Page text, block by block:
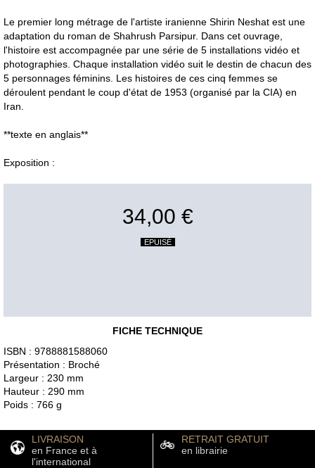
Le premier long métrage de l'artiste iranienne Shirin Neshat est une
adaptation du roman de Shahrush Parsipur. Dans cet ouvrage,
l'histoire est accompagnée par une série de 5 installations vidéo et
photographies. Chaque installation vidéo suit le destin de chacun des
5 personnages féminins. Les histoires de ces cinq femmes se
déroulent pendant le coup d'état de 1953 (organisé par la CIA) en
Iran.
**texte en anglais**
Exposition :
34,00 €
EPUISÉ
FICHE TECHNIQUE
ISBN : 9788881588060
Présentation : Broché
Largeur : 230 mm
Hauteur : 290 mm
Poids : 766 g
LIVRAISON
en France et à
l'international
RETRAIT GRATUIT
en librairie